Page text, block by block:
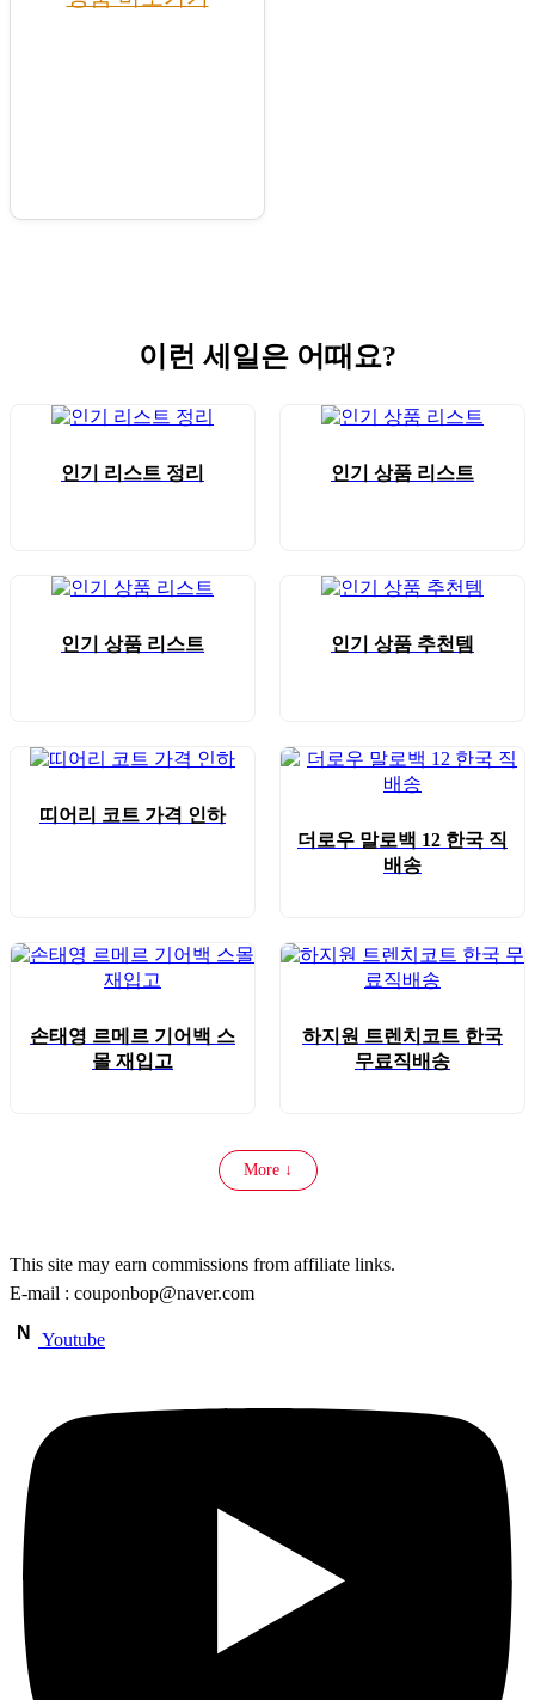
이런 세일은 어때요?
인기 리스트 정리 인기 상품 리스트
인기 상품 리스트 인기 상품 추천템
띠어리 코트 가격 인하
더로우 말로백 12 한국 직
배송
손태영 르메르 기어백 스
몰 재입고
하지원 트렌치코트 한국
무료직배송
More ↓
This site may earn commissions from affiliate links.
E-mail : couponbop@naver.com
N
Youtube